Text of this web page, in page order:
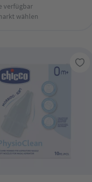
verfügbar
wählen